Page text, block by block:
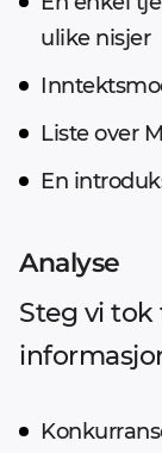
ulike nisjer
Liste over
En
Analyse
Steg vi